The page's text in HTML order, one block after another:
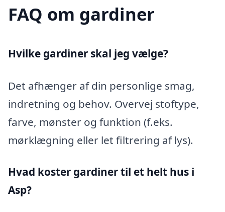
FAQ om gardiner
Hvilke gardiner skal jeg vælge?
Det afhænger af din personlige smag,
indretning og behov. Overvej stoftype,
farve, mønster og funktion (f.eks.
mørklægning eller let filtrering af lys).
Hvad koster gardiner til et helt hus i
Asp?